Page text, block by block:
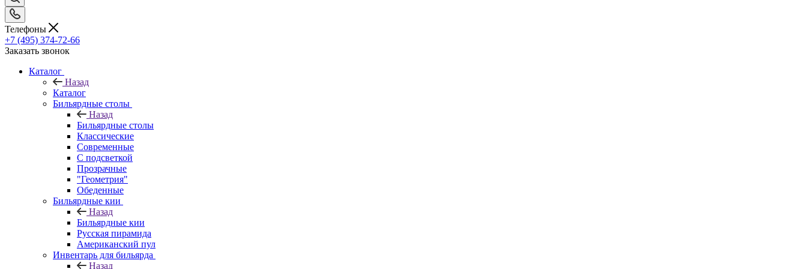
Телефоны
+7 (495) 374-72-66
Заказать звонок
Каталог
Назад
Каталог
Бильярдные столы
Назад
Бильярдные столы
Классические
Современные
С подсветкой
Прозрачные
"Геометрия"
Обеденные
Бильярдные кии
Назад
Бильярдные кии
Русская пирамида
Американский пул
Инвентарь для бильярда
Назад